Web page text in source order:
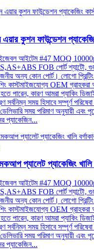
কুশন ফাউন্ডেশন
আইটেম #47 MOQ
FOB পোর্ট শ্যান্টৌ,
অন্য কোন পোর্ট। লোগো
কাস্টমাইজযোগ্য OEM
পারেন, কারণ আমরা প্যাকিং
সর্বনিম্ন সময় হিসাবে সম্পূর্ণ
সময় পরিমাণ অনুযায়ী এবং
প্যাকেজিন...
প্যালেট প্যাকেজিং
আইটেম #47 MOQ
FOB পোর্ট শ্যান্টৌ,
অন্য কোন পোর্ট। লোগো
কাস্টমাইজযোগ্য OEM
পারেন, কারণ আমরা প্যাকিং
সর্বনিম্ন সময় হিসাবে সম্পূর্ণ
সময় পরিমাণ অনুযায়ী এবং
প্যাকেজিন...